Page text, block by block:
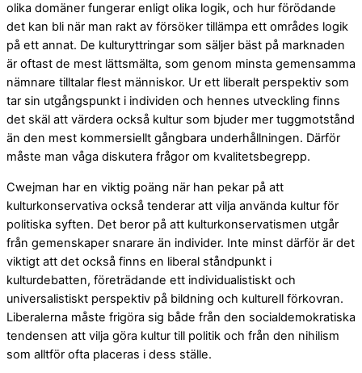
olika domäner fungerar enligt olika logik, och hur förödande
det kan bli när man rakt av försöker tillämpa ett områdes logik
på ett annat. De kulturyttringar som säljer bäst på marknaden
är oftast de mest lättsmälta, som genom minsta gemensamma
nämnare tilltalar flest människor. Ur ett liberalt perspektiv som
tar sin utgångspunkt i individen och hennes utveckling finns
det skäl att värdera också kultur som bjuder mer tuggmotstånd
än den mest kommersiellt gångbara underhållningen. Därför
måste man våga diskutera frågor om kvalitetsbegrepp.
Cwejman har en viktig poäng när han pekar på att
kulturkonservativa också tenderar att vilja använda kultur för
politiska syften. Det beror på att kulturkonservatismen utgår
från gemenskaper snarare än individer. Inte minst därför är det
viktigt att det också finns en liberal ståndpunkt i
kulturdebatten, företrädande ett individualistiskt och
universalistiskt perspektiv på bildning och kulturell förkovran.
Liberalerna måste frigöra sig både från den socialdemokratiska
tendensen att vilja göra kultur till politik och från den nihilism
som alltför ofta placeras i dess ställe.